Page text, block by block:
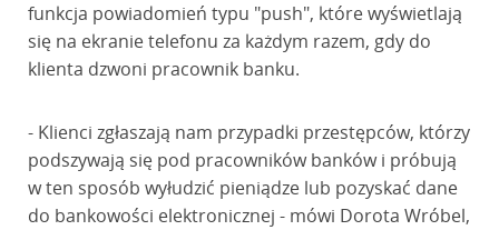
funkcja powiadomień typu "push", które wyświetlają
się na ekranie telefonu za każdym razem, gdy do
klienta dzwoni pracownik banku.
- Klienci zgłaszają nam przypadki przestępców, którzy
podszywają się pod pracowników banków i próbują
w ten sposób wyłudzić pieniądze lub pozyskać dane
do bankowości elektronicznej - mówi Dorota Wróbel,